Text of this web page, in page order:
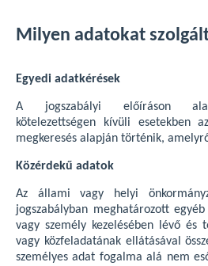
Milyen adatokat
Egyedi adatkérések
A jogszabályi előíráson
kötelezettségen kívüli esetekben
megkeresés alapján történik,
Közérdekű adatok
Az állami vagy helyi
jogszabályban meghatározott
vagy személy kezelésében lévő és
vagy közfeladatának ellátásával
személyes adat fogalma alá nem